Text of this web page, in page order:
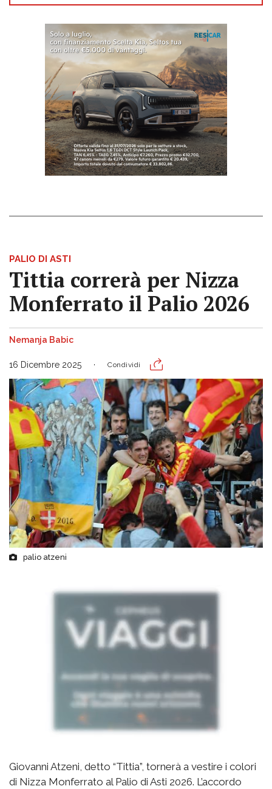
PALIO DI ASTI
Tittia correrà per Nizza
Monferrato il Palio 2026
Nemanja Babic
16 Dicembre 2025 Condividi
palio atzeni
Giovanni Atzeni, detto “Tittia”, tornerà a vestire i colori
di Nizza Monferrato al Palio di Asti 2026. L’accordo